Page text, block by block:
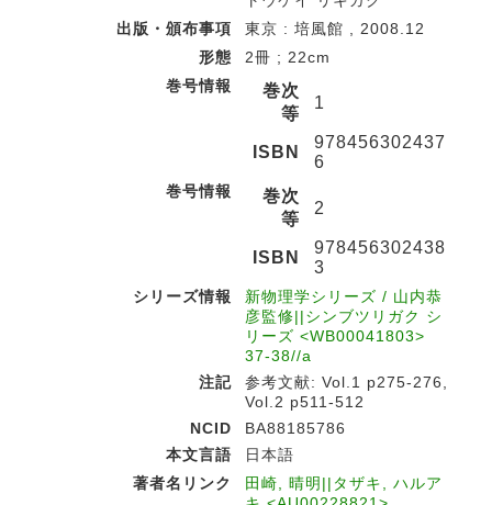
出版・頒布事項
東京 : 培風館 , 2008.12
形態
2冊 ; 22cm
巻号情報
巻次
等
1
ISBN
978456302437
6
巻号情報
巻次
等
2
ISBN
978456302438
3
シリーズ情報
新物理学シリーズ / 山内恭
彦監修||シンブツリガク シ
リーズ <WB00041803>
37-38//a
注記
参考文献: Vol.1 p275-276,
Vol.2 p511-512
NCID
BA88185786
本文言語
日本語
著者名リンク
田崎, 晴明||タザキ, ハルア